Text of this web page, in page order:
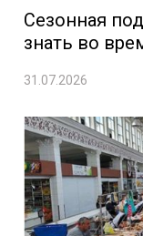
Сезонная
знать во
31.07.2026